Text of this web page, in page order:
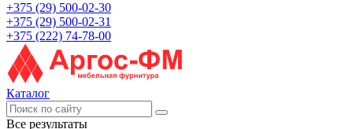
+375 (29) 500-02-30
+375 (29) 500-02-31
+375 (222) 74-78-00
Каталог
Все результаты